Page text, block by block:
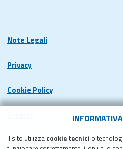
Il sito utilizza cookie tecnici o
Note Legali
Privacy
Cookie Policy
Dichiarazione di accessibilita'